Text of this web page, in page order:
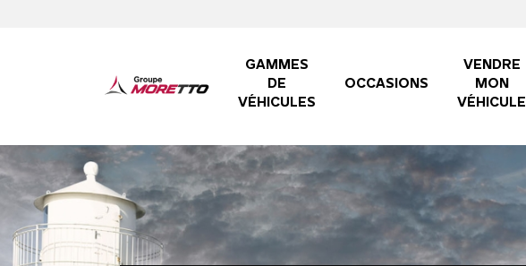
GAMMES
DE
VÉHICULES
OCCASIONS
VENDRE
MON
VÉHICULE